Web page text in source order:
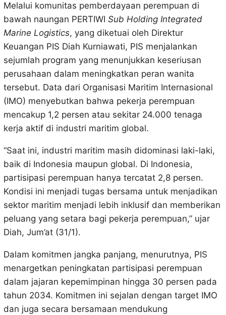
Melalui komunitas pemberdayaan perempuan di
bawah naungan PERTIWI Sub Holding Integrated
Marine Logistics, yang diketuai oleh Direktur
Keuangan PIS Diah Kurniawati, PIS menjalankan
sejumlah program yang menunjukkan keseriusan
perusahaan dalam meningkatkan peran wanita
tersebut. Data dari Organisasi Maritim Internasional
(IMO) menyebutkan bahwa pekerja perempuan
mencakup 1,2 persen atau sekitar 24.000 tenaga
kerja aktif di industri maritim global.
“Saat ini, industri maritim masih didominasi laki-laki,
baik di Indonesia maupun global. Di Indonesia,
partisipasi perempuan hanya tercatat 2,8 persen.
Kondisi ini menjadi tugas bersama untuk menjadikan
sektor maritim menjadi lebih inklusif dan memberikan
peluang yang setara bagi pekerja perempuan,” ujar
Diah, Jum’at (31/1).
Dalam komitmen jangka panjang, menurutnya, PIS
menargetkan peningkatan partisipasi perempuan
dalam jajaran kepemimpinan hingga 30 persen pada
tahun 2034. Komitmen ini sejalan dengan target IMO
dan juga secara bersamaan mendukung